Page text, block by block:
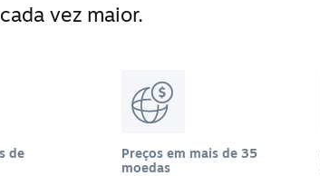
vez maior.
de
Preços em mais de 35
moedas